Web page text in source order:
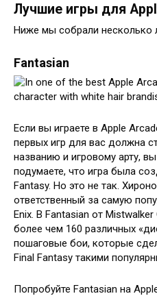
Лучшие игры для
Ниже мы собрали несколько
Fantasian
Если вы играете в Apple
первых игр для вас должна
названию и игровому арту,
подумаете, что игра была
Fantasy. Но это не так.
ответственный за самую
Enix. В Fantasian от
более чем 160 различных
пошаговые бои, которые
Final Fantasy такими
Попробуйте Fantasian на